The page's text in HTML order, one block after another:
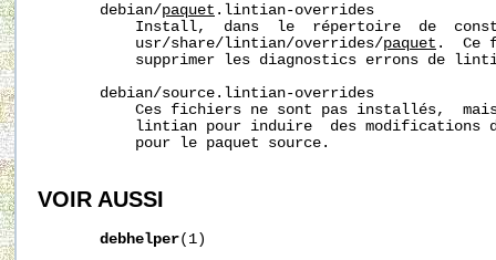
       debian/
paquet .lintian-overrides
Install,  dans  le  répertoire  de
           usr/share/lintian/overrides/
paquet .  Ce
supprimer les diagnostics errons de
       debian/source.lintian-overrides
Ces fichiers ne sont pas installés,
lintian pour induire  des modifications
           pour le paquet source.
VOIR AUSSI
debhelper(1)